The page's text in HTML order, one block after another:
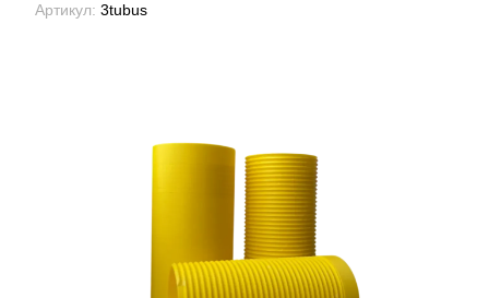
Артикул: 3tubus